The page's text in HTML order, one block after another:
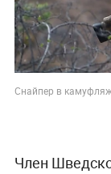
Снайпер в
Член